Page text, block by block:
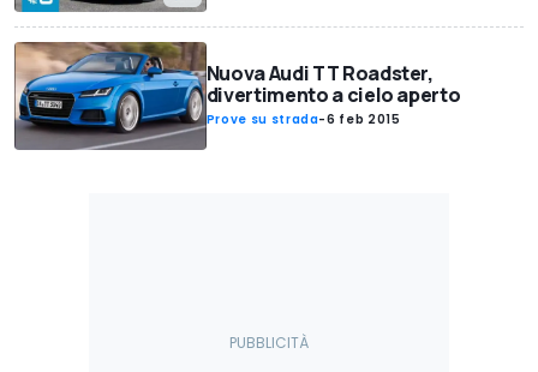
Nuova Audi TT Roadster,
divertimento a cielo aperto
Prove su strada-6 feb 2015